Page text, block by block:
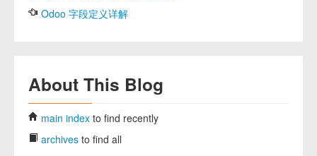
Odoo 字段定义详解
About This Blog
main index to find recently
archives to find all